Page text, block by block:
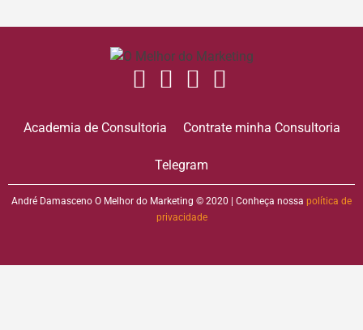
Academia de Consultoria Contrate minha Consultoria
Telegram
André Damasceno O Melhor do Marketing © 2020 | Conheça nossa política de
privacidade